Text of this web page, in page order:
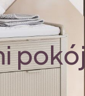
pokój